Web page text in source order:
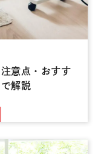
意点・おすす
解説